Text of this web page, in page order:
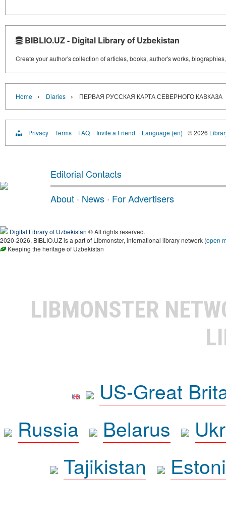
BIBLIO.UZ - Digital Library of Uzbekistan
Create your author's collection of articles, books, author's works,
Home › Diaries › ПЕРВАЯ РУССКАЯ КАРТА СЕВЕРНОГО КАВКАЗА
Privacy Terms FAQ Invite a Friend Language (en) © 2026
Editorial Contacts
About · News · For Advertisers
Digital Library of Uzbekistan ® All rights reserved.
2020-2026, BIBLIO.UZ is a part of Libmonster, international library network (open
Keeping the heritage of Uzbekistan
LIBMONSTER
US-Great
Russia
Belarus
Tajikistan